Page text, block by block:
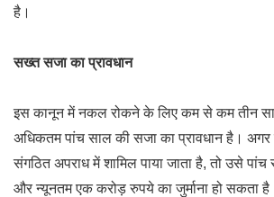
है।
सख्त सजा का प्रावधान
इस कानून में नकल रोकने के लिए कम से कम तीन
अधिकतम पांच साल की सजा का प्रावधान है। अगर
संगठित अपराध में शामिल पाया जाता है, तो उसे
और न्यूनतम एक करोड़ रुपये का जुर्माना हो सकता